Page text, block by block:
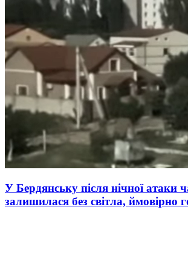
У Бердянську після нічної атаки
залишилася без світла, ймовірно